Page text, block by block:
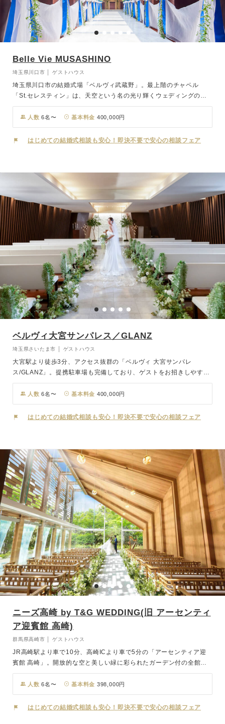
Belle Vie MUSASHINO
埼玉県川口市 │ ゲストハウス
埼玉県川口市の結婚式場「ベルヴィ武蔵野」。最上階のチャペル
「St.セレスティン」は、天空という名の光り輝くウェディングの舞
台。新婦さまが入場すると初めて天井のカーテンが開き、総ガラス張
りの天井から自然光が降り注ぎます。温もりを感じさせる調度品と白
い大理石をあしらったバージンロードが、ドラマティックなセレモニ
ーを演出します。挙式後は隣接する全天候型のプライベートガーデン
ティは大小5つの会場から、おふたりの好みやゲストの人数に合わせ
様々なご提案が可能です。おふたりの門出を、光と祝福が彩る式場で
す。
人数 6名〜 基本料金 400,000円
はじめての結婚式相談も安心！即決不要で安心の相談フェア
ベルヴィ大宮サンパレス／GLANZ
埼玉県さいたま市 │ ゲストハウス
大宮駅より徒歩3分、アクセス抜群の「ベルヴィ 大宮サンパレ
ス/GLANZ」。提携駐車場も完備しており、ゲストをお招きしやすい
好立地の専門式場です。 12mのバージンロードの先に、水と光のシ
ャワーが降り注ぐアクアプレートが佇むチャペル「St.liaison」は、
聖なる水が絶え間なく流れることで「セント・リエゾン～永遠の絆
～」を表現。幻想的なきらめきに祝福されながら、おふたりの永遠の
いただけます。 お祝いに駆けつけてくださった皆さまのために、ス
タッフ全員が心を込めてお迎えいたします。
人数 6名〜 基本料金 400,000円
はじめての結婚式相談も安心！即決不要で安心の相談フェア
ニーズ高崎 by T&G WEDDING(旧 アーセンティ
ア迎賓館 高崎)
群馬県高崎市 │ ゲストハウス
JR高崎駅より車で10分、高崎ICより車で5分の「アーセンティア迎
賓館 高崎」。開放的な空と美しい緑に彩られたガーデン付の全館貸
切ゲストハウスです。日本ベストチャペル100に選出された独立型チ
ャペル「KOMOREBI」は、洗練されたフォルムと木目調のあたたか
みが共存する建築美。周囲をかこむ水のヴェールの流れる音が心地よ
く、ゲストは穏やかな気持ちでおふたりの誓いを見守ります。光と水
人数 6名〜 基本料金 398,000円
はじめての結婚式相談も安心！即決不要で安心の相談フェア